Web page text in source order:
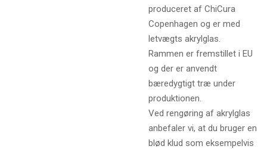
produceret af ChiCura
Copenhagen og er med
letvægts akrylglas.
Rammen er fremstillet i EU
og der er anvendt
bæredygtigt træ under
produktionen.
Ved rengøring af akrylglas
anbefaler vi, at du bruger en
blød klud som eksempelvis